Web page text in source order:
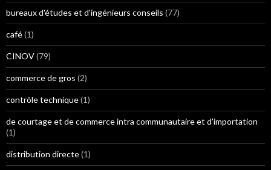
bureaux d'études et d'ingénieurs conseils (77)
café(1)
CINOV(79)
commerce de gros (2)
contrôle technique(1)
de courtage et de commerce intra communautaire et d'importation
(1)
distribution directe(1)